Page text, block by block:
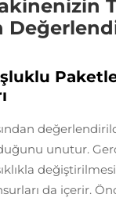
unutur.
da içerir.